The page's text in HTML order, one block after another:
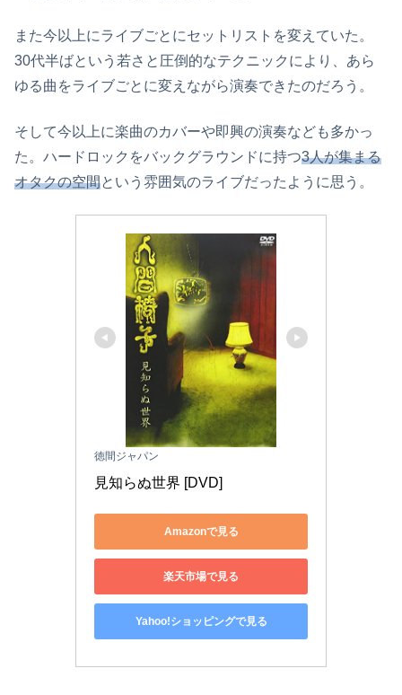
また今以上にライブごとにセットリストを変えていた。
30代半ばという若さと圧倒的なテクニックにより、あら
ゆる曲をライブごとに変えながら演奏できたのだろう。
そして今以上に楽曲のカバーや即興の演奏なども多かっ
た。ハードロックをバックグラウンドに持つ3人が集まる
オタクの空間という雰囲気のライブだったように思う。
徳間ジャパン
見知らぬ世界 [DVD]
Amazonで見る
楽天市場で見る
Yahoo!ショッピングで見る